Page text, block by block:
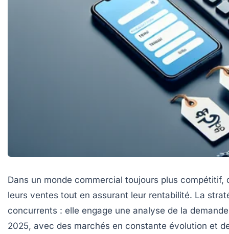
Dans un monde commercial toujours plus
leurs ventes tout en assurant leur rentabilité. La
concurrents : elle engage une analyse de la
2025, avec des marchés en constante évolution et